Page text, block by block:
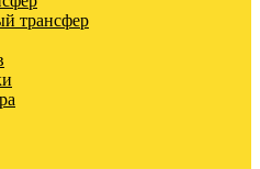
трансфер